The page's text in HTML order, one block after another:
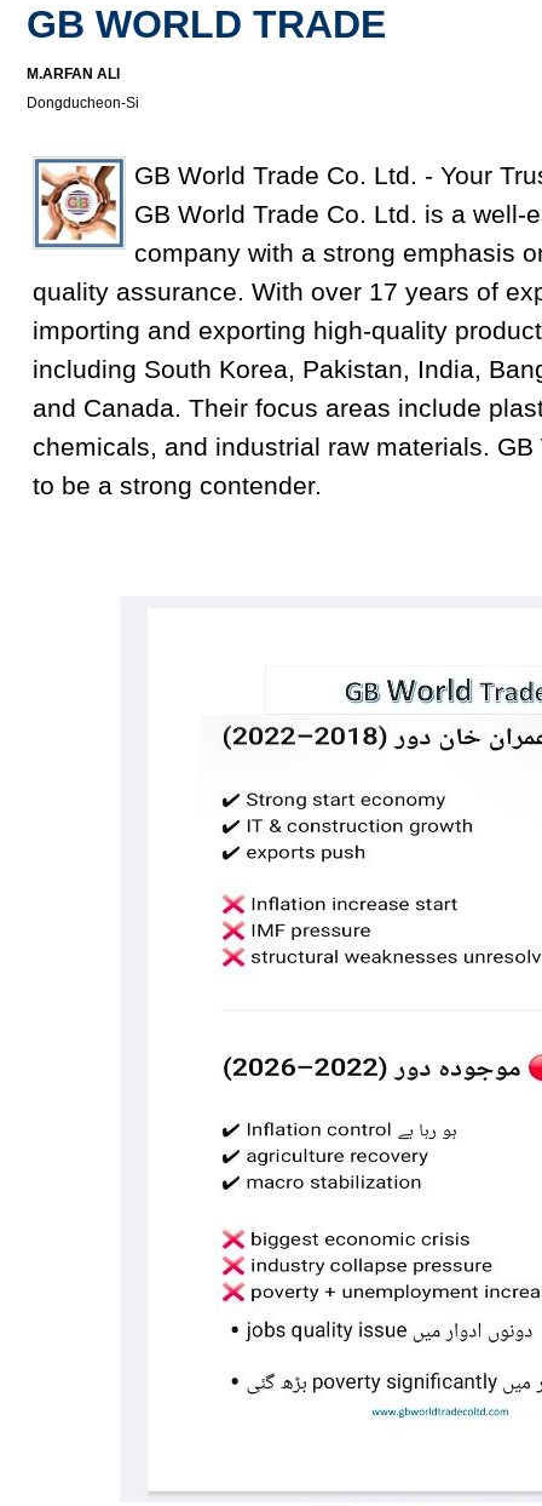
GB WORLD TRADE
M.ARFAN ALI
Dongducheon-Si
GB World Trade Co. Ltd. - Your
GB World Trade Co. Ltd. is a well-
company with a strong emphasis
quality assurance. With over 17 years of
importing and exporting high-quality
including South Korea, Pakistan, India,
and Canada. Their focus areas include
chemicals, and industrial raw materials.
to be a strong contender.